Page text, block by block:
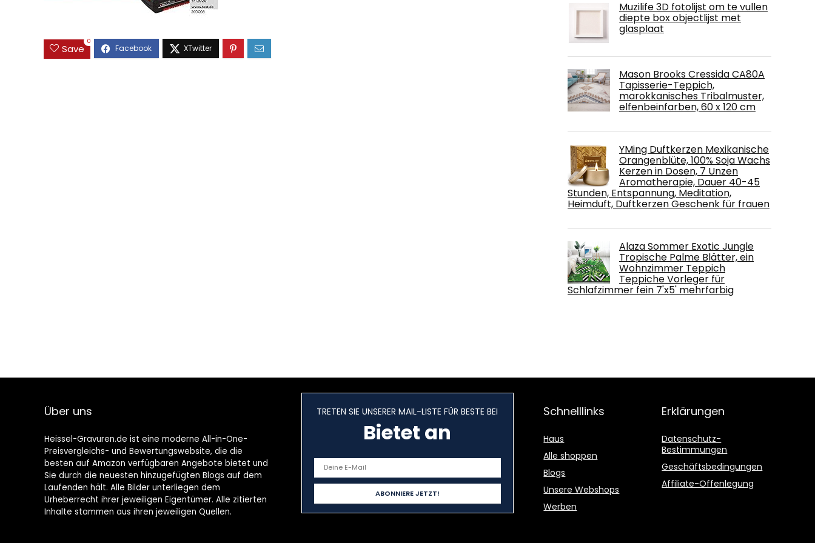
Save
0
Muzilife 3D fotolijst om te vullen
diepte box objectlijst met
glasplaat
Mason Brooks Cressida CA80A
Tapisserie-Teppich,
marokkanisches Tribalmuster,
elfenbeinfarben, 60 x 120 cm
YMing Duftkerzen Mexikanische
Orangenblüte, 100% Soja Wachs
Kerzen in Dosen, 7 Unzen
Aromatherapie, Dauer 40-45
Stunden, Entspannung, Meditation,
Heimduft, Duftkerzen Geschenk für frauen
Alaza Sommer Exotic Jungle
Tropische Palme Blätter, ein
Wohnzimmer Teppich
Teppiche Vorleger für
Schlafzimmer fein 7'x5' mehrfarbig
Über uns
Heissel-Gravuren.de ist eine moderne All-in-One-
Preisvergleichs- und Bewertungswebsite, die die
besten auf Amazon verfügbaren Angebote bietet und
Sie durch die neuesten hinzugefügten Blogs auf dem
Laufenden hält. Alle Bilder unterliegen dem
Urheberrecht ihrer jeweiligen Eigentümer. Alle zitierten
Inhalte stammen aus ihren jeweiligen Quellen.
TRETEN SIE UNSERER MAIL-LISTE FÜR BESTE BEI
Bietet an
Schnelllinks
Haus
Alle shoppen
Blogs
Unsere Webshops
Werben
Erklärungen
Datenschutz-
Bestimmungen
Geschäftsbedingungen
Affiliate-Offenlegung